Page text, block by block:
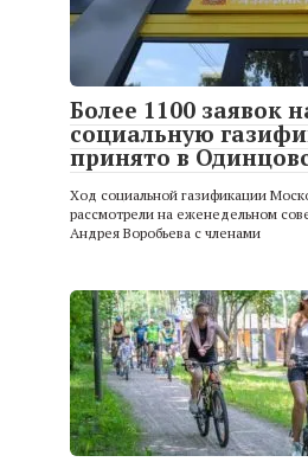
Более 1100 заявок
социальную
принято в
Ход социальной газификации
рассмотрели на еженедельном
Андрея Воробьева с членами